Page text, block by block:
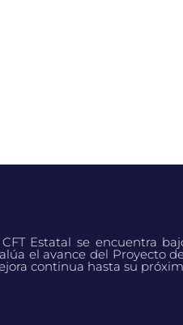
Estatal se encuentra
el avance del Proyecto
continua hasta su